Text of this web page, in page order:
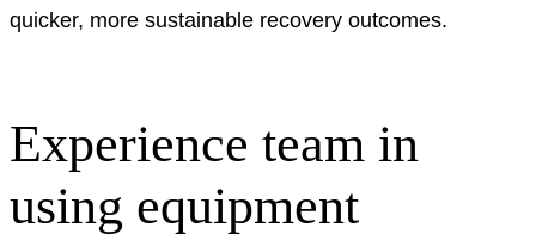
quicker, more sustainable recovery outcomes.
Experience team in
using equipment